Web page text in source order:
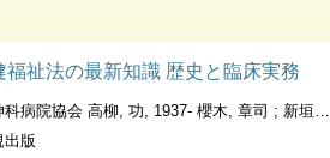
福祉法の最新知識 歴史と臨床実務
病院協会 高柳, 功, 1937- 櫻木, 章司 ; 新垣, 元, 1958-
出版